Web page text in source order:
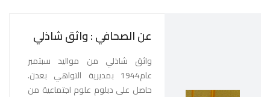
عن الصحافي : واثق شاذلي
واثق شاذلي من مواليد سبتمبر
عام1944 بمديرية التواهي بعدن.
حاصل على دبلوم علوم اجتماعية من